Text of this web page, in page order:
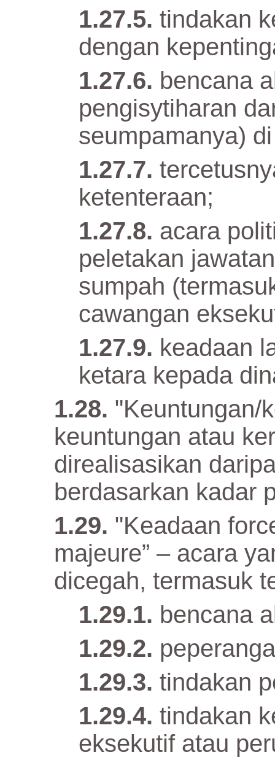
tindakan
dengan
bencana
pengisytiharan
seumpamanya)
ketenteraan;
acara
peletakan
sumpah
cawangan
keadaan
ketara kepada
"Keuntungan/
keuntungan atau
direalisasikan
berdasarkan kadar
"Keadaan
majeure” – acara
dicegah, termasuk
bencana
tindakan
tindakan
eksekutif atau